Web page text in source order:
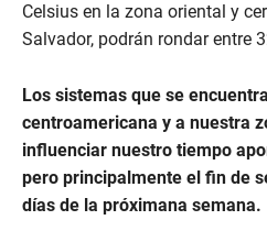
Celsius en la zona oriental y
Salvador, podrán rondar entre
Los sistemas que se
centroamericana y a nuestra
influenciar nuestro tiempo
pero principalmente el fin de
días de la próximana semana.